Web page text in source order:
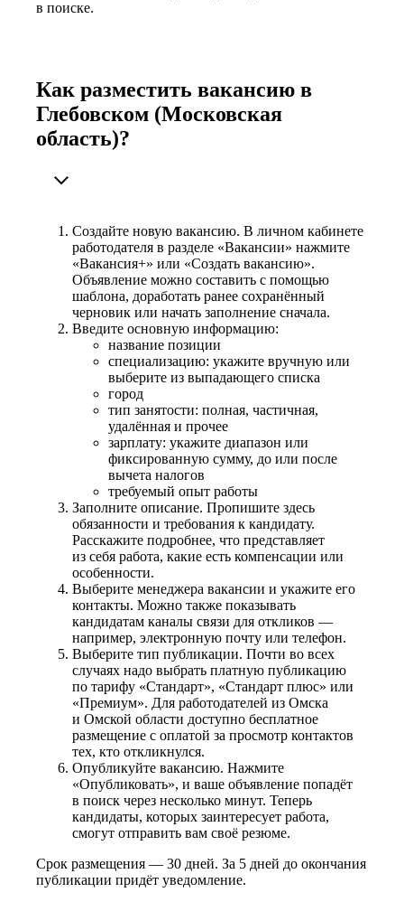
в поиске.
Как разместить вакансию в
Глебовском (Московская
область)?
Создайте новую вакансию. В личном кабинете
работодателя в разделе «Вакансии» нажмите
«Вакансия+» или «Создать вакансию».
Объявление можно составить с помощью
шаблона, доработать ранее сохранённый
черновик или начать заполнение сначала.
Введите основную информацию:
название позиции
специализацию: укажите вручную или
выберите из выпадающего списка
город
тип занятости: полная, частичная,
удалённая и прочее
зарплату: укажите диапазон или
фиксированную сумму, до или после
вычета налогов
требуемый опыт работы
Заполните описание. Пропишите здесь
обязанности и требования к кандидату.
Расскажите подробнее, что представляет
из себя работа, какие есть компенсации или
особенности.
Выберите менеджера вакансии и укажите его
контакты. Можно также показывать
кандидатам каналы связи для откликов —
например, электронную почту или телефон.
Выберите тип публикации. Почти во всех
случаях надо выбрать платную публикацию
по тарифу «Стандарт», «Стандарт плюс» или
«Премиум». Для работодателей из Омска
и Омской области доступно бесплатное
размещение с оплатой за просмотр контактов
тех, кто откликнулся.
Опубликуйте вакансию. Нажмите
«Опубликовать», и ваше объявление попадёт
в поиск через несколько минут. Теперь
кандидаты, которых заинтересует работа,
смогут отправить вам своё резюме.
Срок размещения — 30 дней. За 5 дней до окончания
публикации придёт уведомление.